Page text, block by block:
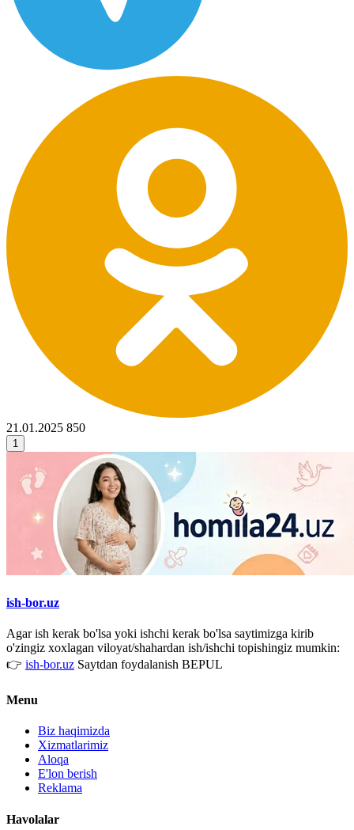
21.01.2025 850
1
ish-bor.uz
Agar ish kerak bo'lsa yoki ishchi kerak bo'lsa saytimizga kirib
o'zingiz xoxlagan viloyat/shahardan ish/ishchi topishingiz mumkin:
👉 ish-bor.uz Saytdan foydalanish BEPUL
Menu
Biz haqimizda
Xizmatlarimiz
Aloqa
E'lon berish
Reklama
Havolalar